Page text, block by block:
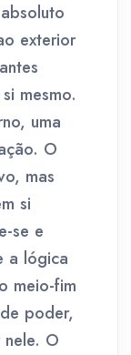
exterior
mesmo.
uma
O
mas
si
se e
a lógica
meio-fim
poder,
O